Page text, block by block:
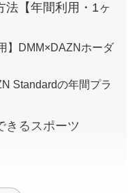
法【年間利用・1ヶ
】DMM×DAZNホーダ
Standardの年間プラ
きるスポーツ